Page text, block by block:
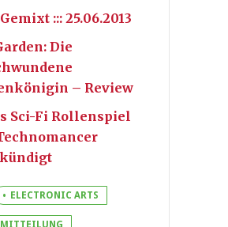
::: 25.06.2013
Die
– Review
Sci-Fi Rollenspiel
ELECTRONIC ARTS